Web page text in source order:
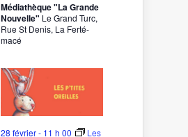
Médiathèque "La Grande
Nouvelle" Le Grand Turc,
Rue St Denis, La Ferté-
macé
28 février - 11 h 00
Les